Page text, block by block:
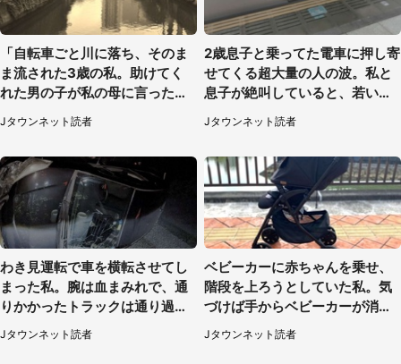
「自転車ごと川に落ち、そのま
ま流された3歳の私。助けてく
れた男の子が私の母に言ったの
は...」（千葉県・20代女性）
Jタウンネット読者
2歳息子と乗ってた電車に押し寄
せてくる超大量の人の波。私と
息子が絶叫していると、若いカ
ップルの乗客が...（東京都・60
代女性）
Jタウンネット読者
わき見運転で車を横転させてし
まった私。腕は血まみれで、通
りかかったトラックは通り過ぎ
ていき...（福岡県・30代女性）
Jタウンネット読者
ベビーカーに赤ちゃんを乗せ、
階段を上ろうとしていた私。気
づけば手からベビーカーが消え
ていて（神奈川県・60代女性）
Jタウンネット読者